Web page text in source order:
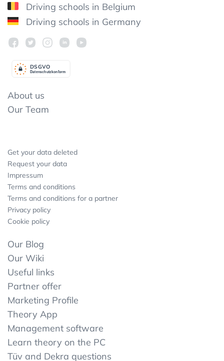
Driving schools in Belgium
Driving schools in Germany
Datenschutzkonform
DSGVO
About us
Our Team
Get your data deleted
Request your data
Impressum
Terms and conditions
Terms and conditions for a partner
Privacy policy
Cookie policy
Our Blog
Our Wiki
Useful links
Partner offer
Marketing Profile
Theory App
Management software
Learn theory on the PC
Tüv and Dekra questions